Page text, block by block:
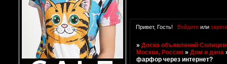
Привет, Гость! Войдитеили
»Доска объявлений
Москва, Россия »Дом и дача
фарфор через интернет?